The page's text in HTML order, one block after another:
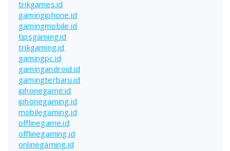
trikgames.id
gamingiphone.id
gamingmobile.id
tipsgaming.id
trikgaming.id
gamingpc.id
gamingandroid.id
gamingterbaru.id
iphonegame.id
iphonegaming.id
mobilegaming.id
offlinegame.id
offlinegaming.id
onlinegaming.id